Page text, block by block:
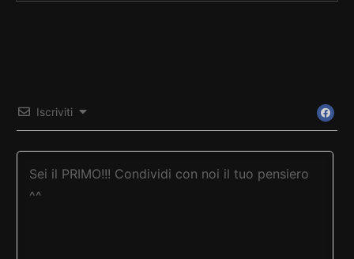
Iscriviti